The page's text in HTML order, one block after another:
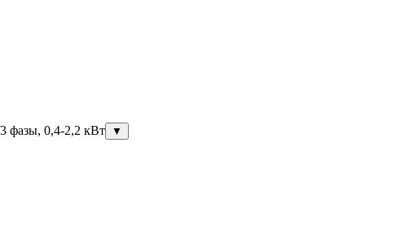
фазы, 0,4-2,2 кВт
▼